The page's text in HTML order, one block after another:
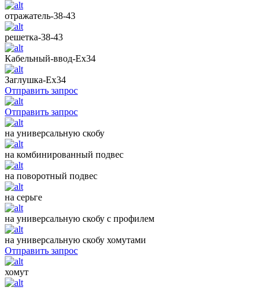
отражатель-38-43
решетка-38-43
Кабельный-ввод-Ех34
Заглушка-Ех34
Отправить запрос
Отправить запрос
на универсальную скобу
на комбинированный подвес
на поворотный подвес
на серьге
на универсальную скобу с профилем
на универсальную скобу хомутами
Отправить запрос
хомут